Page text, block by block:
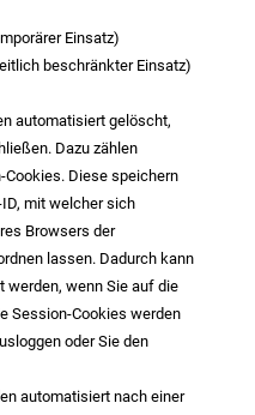
Einsatz)
beschränkter Einsatz)
automatisiert gelöscht,
Dazu zählen
Diese speichern
mit welcher sich
Browsers der
lassen. Dadurch kann
werden, wenn Sie auf die
Session-Cookies werden
oder Sie den
automatisiert nach einer